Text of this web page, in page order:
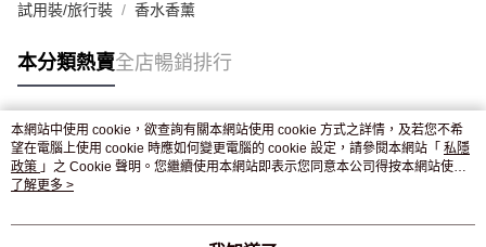
試用裝/旅行裝 香水香薰
本分類熱賣全店暢銷排行
熱門標籤
熱銷排行
本網站中使用 cookie，欲查詢有關本網站使用 cookie 方式之詳情，及若您不希
望在電腦上使用 cookie 時應如何變更電腦的 cookie 設定，請參閱本網站「 私隱
政策 」之 Cookie 聲明。您繼續使用本網站即表示您同意本公司得按本網站使用
條款之 Cookie 聲明使用 cookie。
了解更多 >